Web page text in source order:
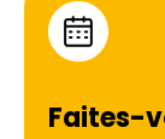
Faites-